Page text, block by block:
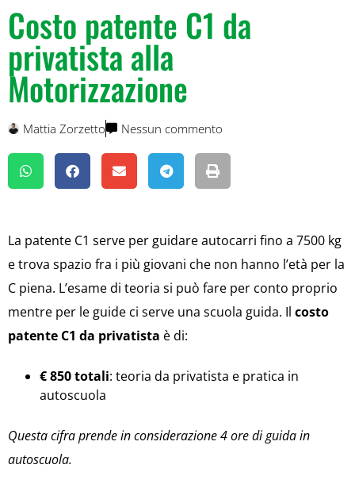
Costo patente C1 da
privatista alla
Motorizzazione
Mattia Zorzetto Nessun commento
La patente C1 serve per guidare autocarri fino a 7500 kg
e trova spazio fra i più giovani che non hanno l’età per la
C piena. L’esame di teoria si può fare per conto proprio
mentre per le guide ci serve una scuola guida. Il costo
patente C1 da privatista è di:
€ 850 totali: teoria da privatista e pratica in
autoscuola
Questa cifra prende in considerazione 4 ore di guida in
autoscuola.